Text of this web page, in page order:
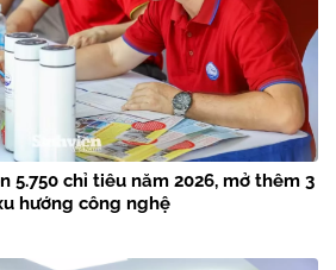
5.750 chỉ tiêu năm 2026, mở thêm 3
hướng công nghệ